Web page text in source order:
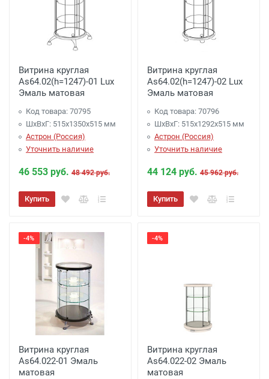
Витрина круглая
As64.02(h=1247)-01 Lux
Эмаль матовая
Код товара: 70795
ШхВхГ: 515х1350х515 мм
Астрон (Россия)
Уточнить наличие
46 553 руб. 48 492 руб.
Купить
Витрина круглая
As64.02(h=1247)-02 Lux
Эмаль матовая
Код товара: 70796
ШхВхГ: 515х1292х515 мм
Астрон (Россия)
Уточнить наличие
44 124 руб. 45 962 руб.
Купить
-4%
Витрина круглая
As64.022-01 Эмаль
матовая
-4%
Витрина круглая
As64.022-02 Эмаль
матовая